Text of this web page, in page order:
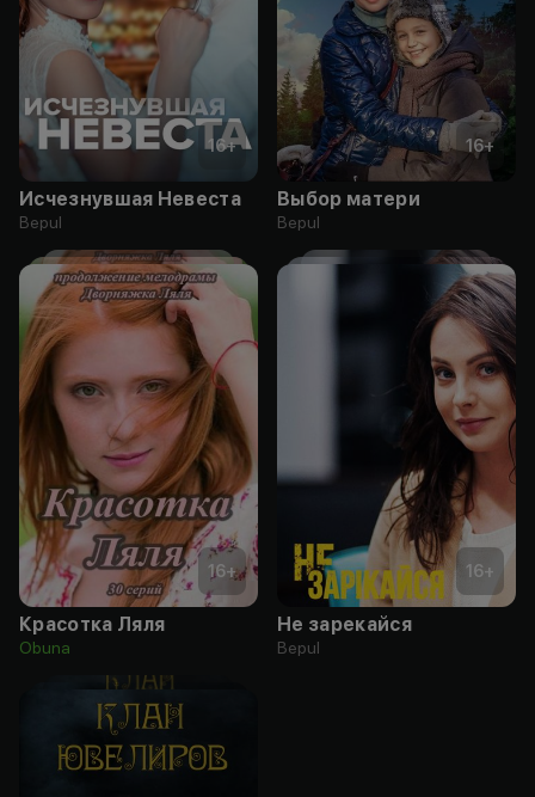
16+
Исчезнувшая Невеста
Bepul
16+
Выбор матери
Bepul
16+
Красотка Ляля
Obuna
16+
Не зарекайся
Bepul